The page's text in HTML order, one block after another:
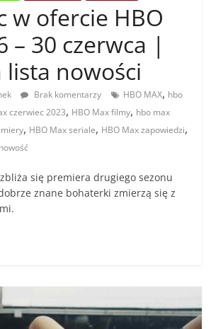
w ofercie HBO
– 30 czerwca |
nowości
Brak komentarzy HBO MAX, hbo
czerwiec 2023, HBO Max filmy, hbo max
, HBO Max seriale, HBO Max zapowiedzi,
nowość
się premiera drugiego sezonu
znane bohaterki zmierzą się z